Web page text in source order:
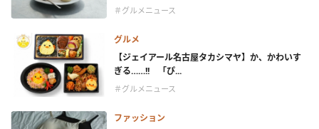
＃グルメニュース
グルメ
【ジェイアール名古屋タカシマヤ】か、かわいす
ぎる……!! 「ぴ...
＃グルメニュース
ファッション